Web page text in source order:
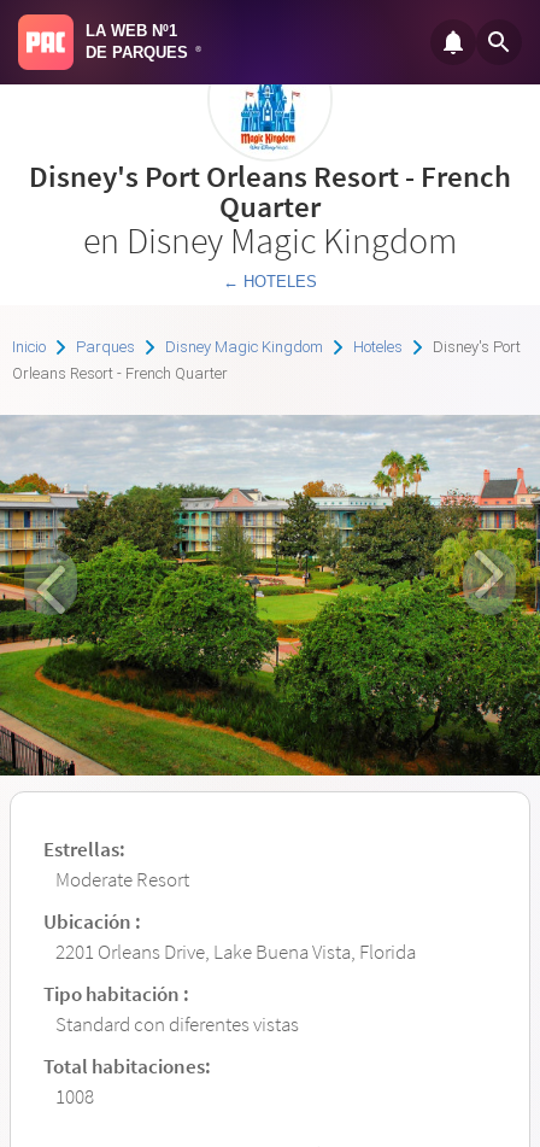
LA WEB Nº1
DE PARQUES
®
Disney's Port Orleans Resort - French
Quarter
en Disney Magic Kingdom
← HOTELES
Inicio Parques Disney Magic Kingdom Hoteles
Disney's Port
Orleans Resort - French Quarter
Estrellas:
Moderate Resort
Ubicación :
2201 Orleans Drive, Lake Buena Vista, Florida
Tipo habitación :
Standard con diferentes vistas
Total habitaciones:
1008